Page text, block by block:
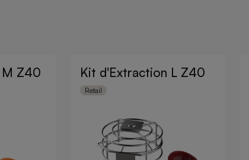
Z40 Kit d'Extraction L Z40
Retail